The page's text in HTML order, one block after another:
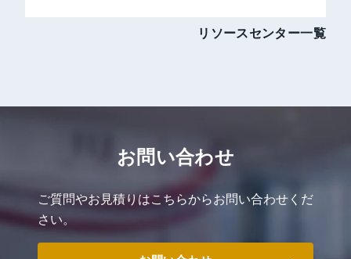
リソースセンター一覧
お問い合わせ
ご質問やお見積りはこちらからお問い合わせくだ
さい。